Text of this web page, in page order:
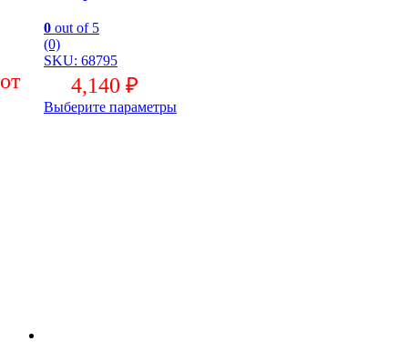
0 out of 5
(0)
SKU: 68795
4,140 ₽
Выберите параметры